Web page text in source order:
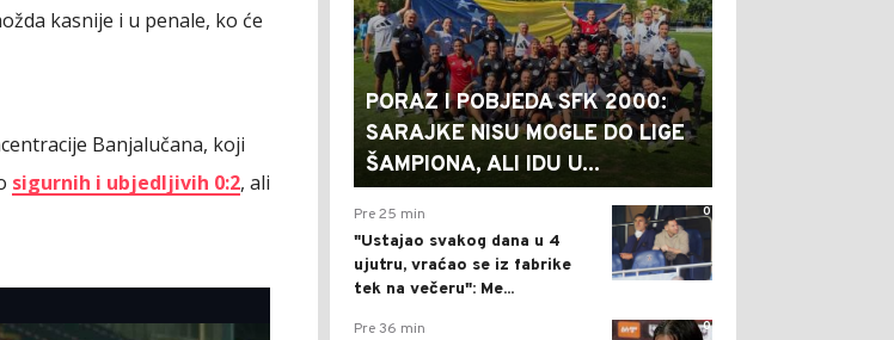
kasnije i u penale, ko će
Banjalučana, koji
sigurnih i ubjedljivih 0:2, ali
PORAZ I POBJEDA SFK 2000:
SARAJKE NISU MOGLE DO LIGE
ŠAMPIONA, ALI IDU U...
0
Pre 25 min
"Ustajao svakog dana u 4
ujutru, vraćao se iz fabrike
tek na večeru": Me...
0
Pre 36 min